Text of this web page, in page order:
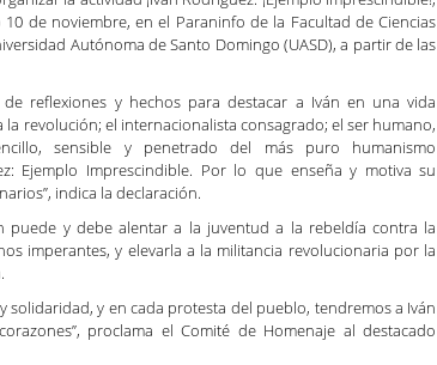
de noviembre, en el Paraninfo de la Facultad de Ciencias
Autónoma de Santo Domingo (UASD), a partir de las
de reflexiones y hechos para destacar a Iván en una vida
la revolución; el internacionalista consagrado; el ser humano,
sensible y penetrado del más puro humanismo
Ejemplo Imprescindible. Por lo que enseña y motiva su
indica la declaración.
puede y debe alentar a la juventud a la rebeldía contra la
imperantes, y elevarla a la militancia revolucionaria por la
solidaridad, y en cada protesta del pueblo, tendremos a Iván
proclama el Comité de Homenaje al destacado